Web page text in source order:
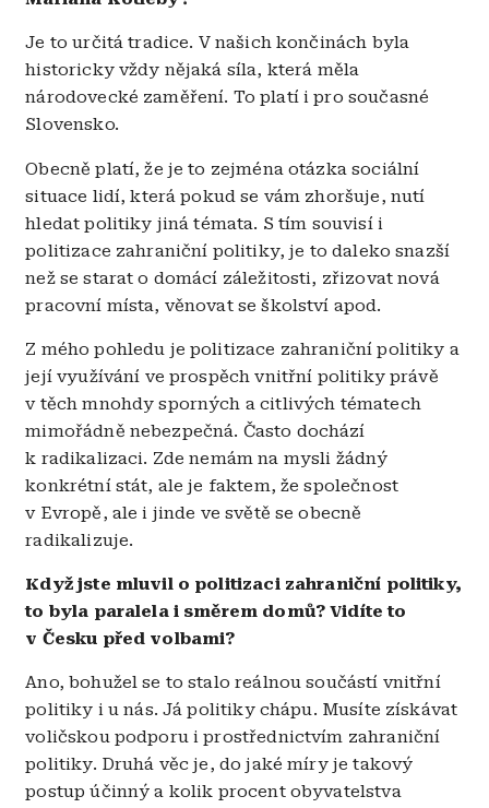
Je to určitá tradice. V našich končinách byla
historicky vždy nějaká síla, která měla
národovecké zaměření. To platí i pro současné
Slovensko.
Obecně platí, že je to zejména otázka sociální
situace lidí, která pokud se vám zhoršuje, nutí
hledat politiky jiná témata. S tím souvisí i
politizace zahraniční politiky, je to daleko snazší
než se starat o domácí záležitosti, zřizovat nová
pracovní místa, věnovat se školství apod.
Z mého pohledu je politizace zahraniční politiky a
její využívání ve prospěch vnitřní politiky právě
v těch mnohdy sporných a citlivých tématech
mimořádně nebezpečná. Často dochází
k radikalizaci. Zde nemám na mysli žádný
konkrétní stát, ale je faktem, že společnost
v Evropě, ale i jinde ve světě se obecně
radikalizuje.
Když jste mluvil o politizaci zahraniční politiky,
to byla paralela i směrem domů? Vidíte to
v Česku před volbami?
Ano, bohužel se to stalo reálnou součástí vnitřní
politiky i u nás. Já politiky chápu. Musíte získávat
voličskou podporu i prostřednictvím zahraniční
politiky. Druhá věc je, do jaké míry je takový
postup účinný a kolik procent obyvatelstva